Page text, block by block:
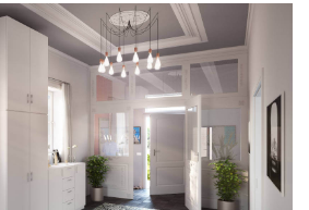
Badezimmerschrank
Badregal
Spiegelschrank
Doppelbett
Polstermöbel
Sofa
Ecksofa
Sessel
Hocker
Outdoor-
Küche
Outdoorküche
Produktlinie
Selection
Outdoorküche
der